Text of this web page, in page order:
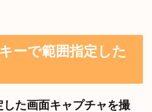
ーで範囲指定した
た画面キャプチャを撮